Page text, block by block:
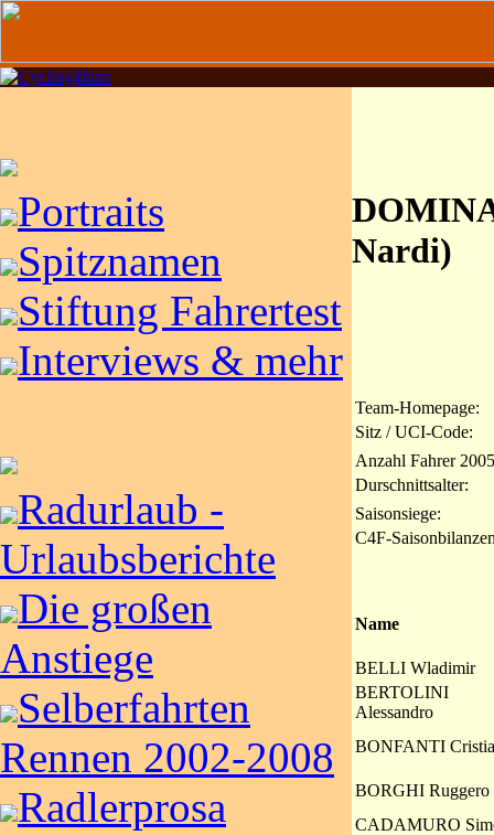
Portraits
Spitznamen
Stiftung Fahrertest
Interviews & mehr
Radurlaub -
Urlaubsberichte
Die großen
Anstiege
Selberfahrten
Rennen 2002-2008
Radlerprosa
Nardi)
Team-Homepage:
Sitz / UCI-Code:
Anzahl Fahrer
Durschnittsalter:
Saisonsiege:
C4F-
Name
BELLI Wladimir
BERTOLINI
Alessandro
BONFANTI
BORGHI Ruggero
CADAMURO